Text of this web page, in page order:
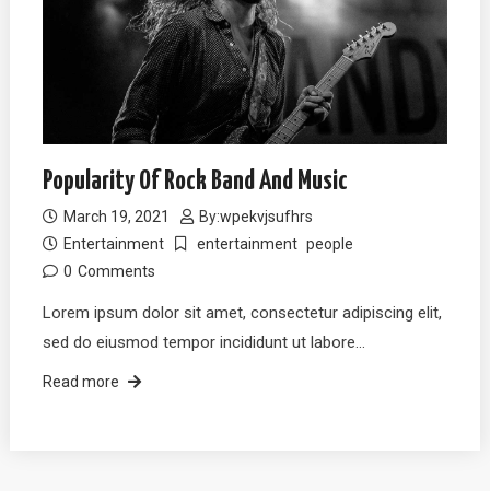
Popularity Of Rock Band And Music
March 19, 2021 By:wpekvjsufhrs
Entertainment
entertainment people
0 Comments
Lorem ipsum dolor sit amet, consectetur adipiscing elit,
sed do eiusmod tempor incididunt ut labore…
Read more